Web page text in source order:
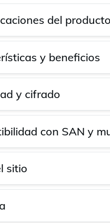
del producto
y beneficios
y cifrado
con SAN y
sitio